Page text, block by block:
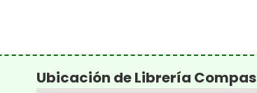
Ubicación de Librería Compas